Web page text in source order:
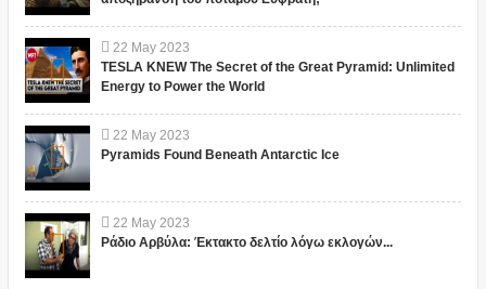
22 May 2023
TESLA KNEW The Secret of the Great Pyramid: Unlimited
Energy to Power the World
22 May 2023
Pyramids Found Beneath Antarctic Ice
22 May 2023
Ράδιο Αρβύλα: Έκτακτο δελτίο λόγω εκλογών...